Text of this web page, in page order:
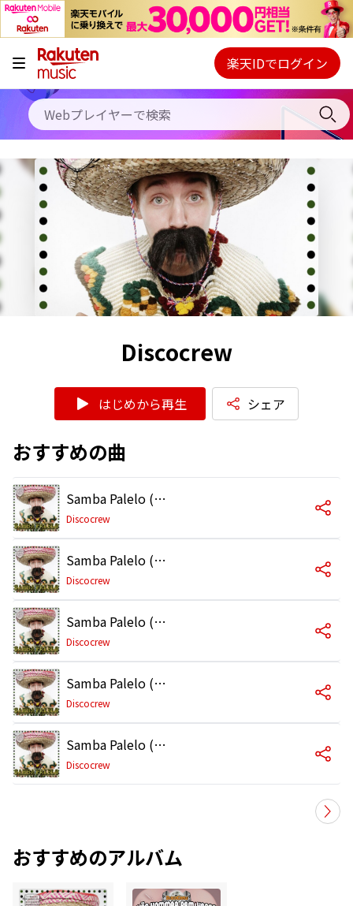
キャンペーン
料金プラン
使い方
初回30日間無料お試し
Webプレイヤー
ご契約内容の確認・変更
楽天IDでログイン
Discocrew
はじめから再生 シェア
おすすめの曲
Samba Palelo (Radio Edit)
Discocrew
Samba Palelo (Dance Edit)
Discocrew
Samba Palelo (Audiogate Remix)
Discocrew
Samba Palelo (Mindloop Club RMX)
Discocrew
Samba Palelo (Fola Remix)
Discocrew
おすすめのアルバム